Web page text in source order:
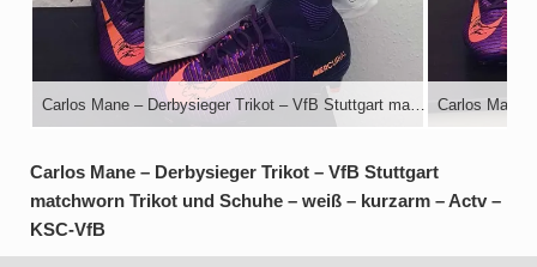
Carlos Mane – Derbysieger Trikot – VfB Stuttgart matchworn Trikot und Schuhe – weiß – kurzarm – Actv – KSC-VfB
Carlos Mane – Derbysieger Trikot – VfB Stuttgart
matchworn Trikot und Schuhe – weiß – kurzarm – Actv –
KSC-VfB